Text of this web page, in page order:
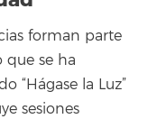
forman parte
que se ha
“Hágase la Luz”
sesiones